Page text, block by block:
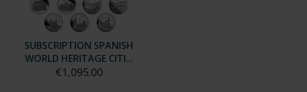
SUBSCRIPTION SPANISH
WORLD HERITAGE CITI...
€1,095.00